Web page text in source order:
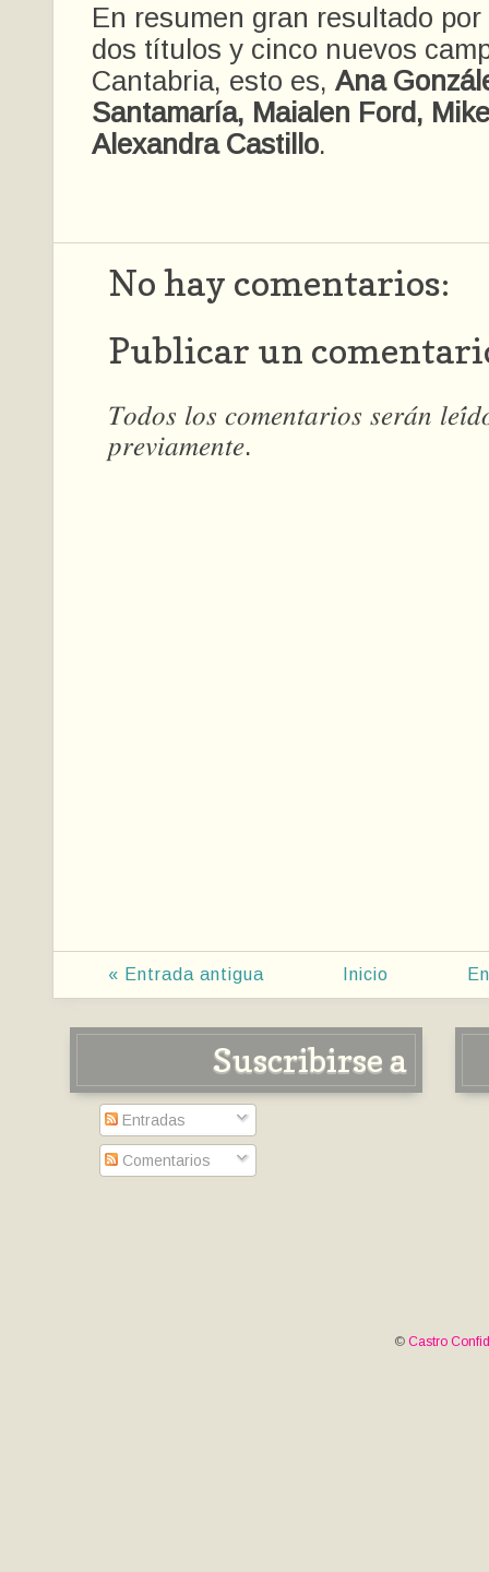
En resumen gran resultado
dos títulos y cinco nuevos
Cantabria, esto es, Ana
Santamaría, Maialen Ford,
Alexandra Castillo.
No hay comentarios:
Publicar un
𝑇𝑜𝑑𝑜𝑠 𝑙𝑜𝑠 𝑐𝑜𝑚𝑒𝑛𝑡𝑎𝑟𝑖𝑜𝑠 𝑠𝑒𝑟𝑎́𝑛
𝑝𝑟𝑒𝑣𝑖𝑎𝑚𝑒𝑛𝑡𝑒.
« Entrada antigua Inicio
Suscribirse a
Entradas
Comentarios
© Castro